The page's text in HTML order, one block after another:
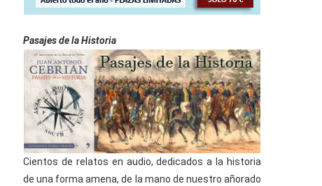
Pasajes de la Historia
Cientos de relatos en audio, dedicados a la historia
de una forma amena, de la mano de nuestro añorado